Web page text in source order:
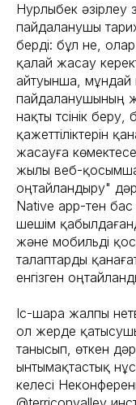
Нурлыбек
пайдаланушы
берді: бұл не,
қалай жасау
айтуынша, мұндай
пайдаланушының
нақты түсінік
қажеттіліктерін
жасауға
жылы веб-
оңтайландыру"
Native app-тен
шешім
және мобильді
талаптарды
енгізген
Іс-шара жалпы
ол жерде
танысып, өткен
ынтымақтастық
келесі